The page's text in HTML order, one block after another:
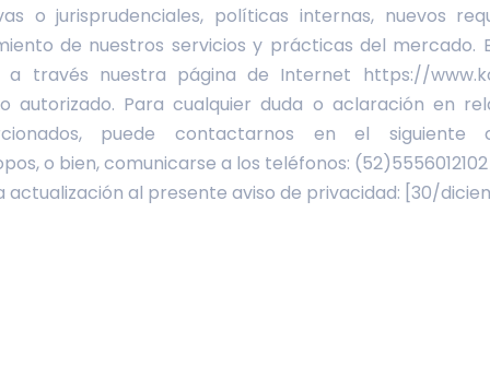
o jurisprudenciales, políticas internas, nuevos
de nuestros servicios y prácticas del mercado.
a través nuestra página de Internet https://
autorizado. Para cualquier duda o aclaración en
puede contactarnos en el siguiente
o bien, comunicarse a los teléfonos: (52)5556012102
actualización al presente aviso de privacidad: [30/